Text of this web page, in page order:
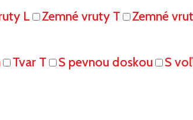
L Zemné vruty T Zemné
Tvar T S pevnou doskou S